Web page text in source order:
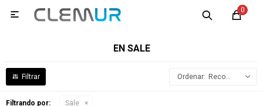
0

EN SALE
Recomendados
Filtrando por: Sale